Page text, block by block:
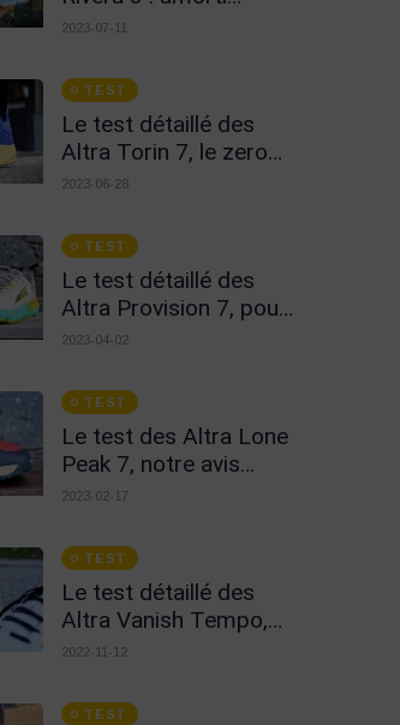
amélioré et toujours
2023-07-11
TEST
Le test détaillé des
Altra Torin 7, le zero
drop accessible
2023-06-28
TEST
Le test détaillé des
Altra Provision 7, pour
tout faire en zéro drop
2023-04-02
TEST
Le test des Altra Lone
Peak 7, notre avis
détaillé !
2023-02-17
TEST
Le test détaillé des
Altra Vanish Tempo,
sans le carbone
2022-11-12
TEST